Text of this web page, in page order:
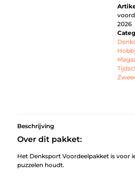
2026
Beschrijving
Over dit pakket:
Het Denksport Voordeelpakket is voor
puzzelen houdt.